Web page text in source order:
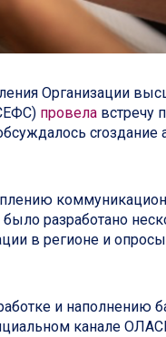
Организации
провела встречу
сrоздание
разработано
в регионе и
и наполнению
канале